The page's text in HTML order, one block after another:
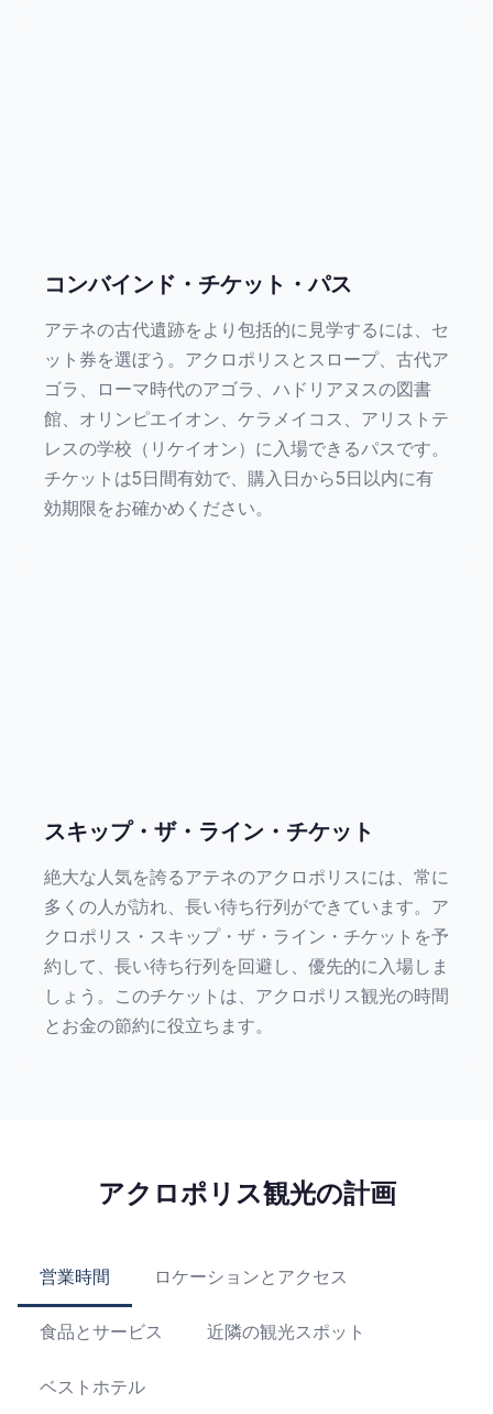
コンバインド・チケット・パス
アテネの古代遺跡をより包括的に見学するには、セ
ット券を選ぼう。アクロポリスとスロープ、古代ア
ゴラ、ローマ時代のアゴラ、ハドリアヌスの図書
館、オリンピエイオン、ケラメイコス、アリストテ
レスの学校（リケイオン）に入場できるパスです。
チケットは5日間有効で、購入日から5日以内に有
効期限をお確かめください。
スキップ・ザ・ライン・チケット
絶大な人気を誇るアテネのアクロポリスには、常に
多くの人が訪れ、長い待ち行列ができています。ア
クロポリス・スキップ・ザ・ライン・チケットを予
約して、長い待ち行列を回避し、優先的に入場しま
しょう。このチケットは、アクロポリス観光の時間
とお金の節約に役立ちます。
アクロポリス観光の計画
営業時間 ロケーションとアクセス
食品とサービス 近隣の観光スポット
ベストホテル